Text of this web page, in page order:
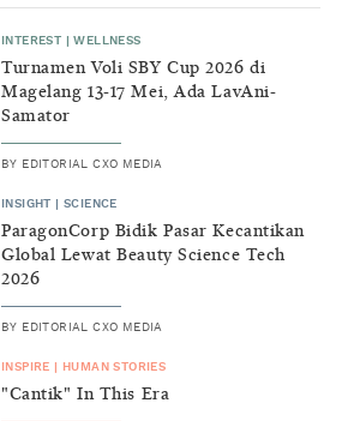
INTEREST |WELLNESS
Turnamen Voli SBY Cup 2026 di
Magelang 13-17 Mei, Ada LavAni-
Samator
BY EDITORIAL CXO MEDIA
INSIGHT |SCIENCE
ParagonCorp Bidik Pasar Kecantikan
Global Lewat Beauty Science Tech
2026
BY EDITORIAL CXO MEDIA
INSPIRE HUMAN STORIES
"Cantik" In This Era